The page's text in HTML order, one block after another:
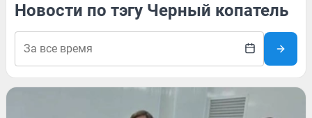
Новости по тэгу Черный копатель